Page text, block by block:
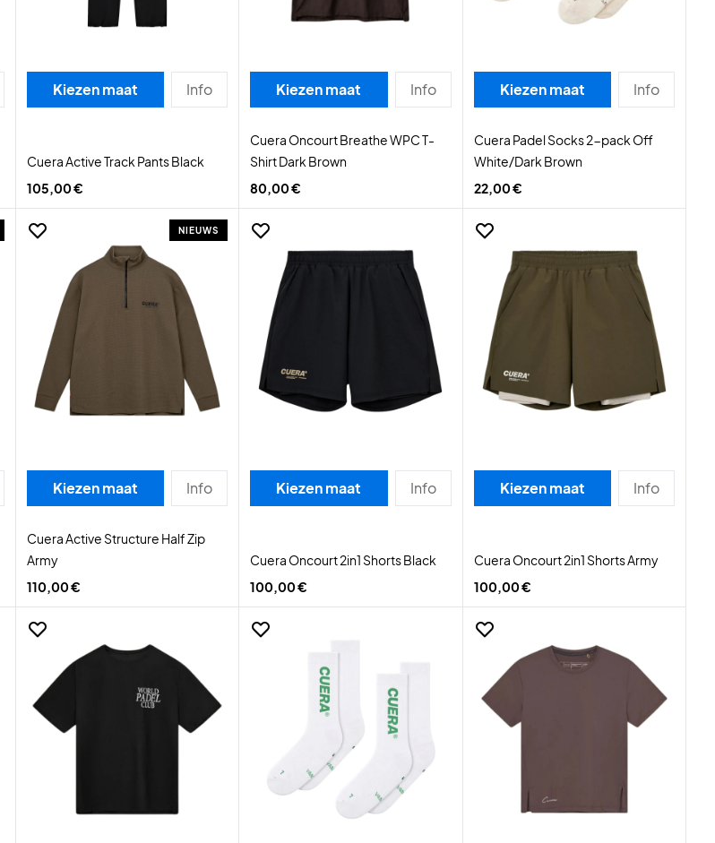
Kiezen maat Info
Cuera Active Track Pants Black
105,00 €
Kiezen maat Info
Cuera Oncourt Breathe WPC T-
Shirt Dark Brown
80,00 €
Kiezen maat Info
Cuera Padel Socks 2-pack Off
White/Dark Brown
22,00 €
NIEUWS
Kiezen maat Info
Cuera Active Structure Half Zip
Army
110,00 €
Kiezen maat Info
Cuera Oncourt 2in1 Shorts Black
100,00 €
Kiezen maat Info
Cuera Oncourt 2in1 Shorts Army
100,00 €